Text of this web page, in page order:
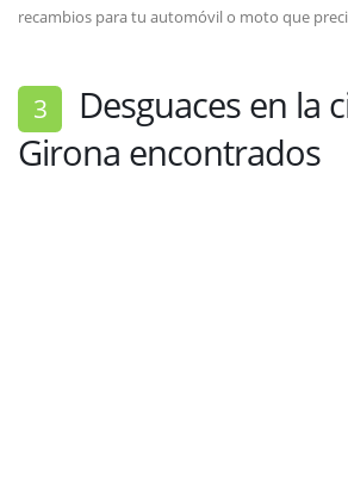
recambios para tu automóvil o moto que
3 Desguaces en la
Girona encontrados